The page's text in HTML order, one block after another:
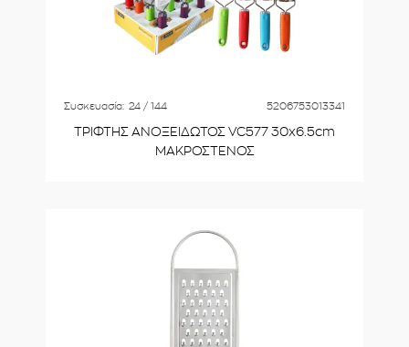
Συσκευασία: 24 / 144 5206753013341
ΤΡΙΦΤΗΣ ΑΝΟΞΕΙΔΩΤΟΣ VC577 30x6.5cm
ΜΑΚΡΟΣΤΕΝΟΣ